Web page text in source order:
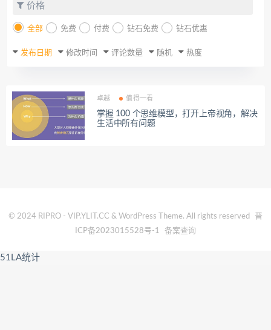
价格
全部 免费 付费 钻石免费 钻石优惠
发布日期 修改时间 评论数量 随机 热度
卓越 值得一看
掌握 100 个思维模型，打开上帝视角，解决
生活中所有问题
© 2024 RIPRO - VIP.YLIT.CC & WordPress Theme. All rights reserved
晋
ICP备2023015528号-1
备案查询
51LA统计